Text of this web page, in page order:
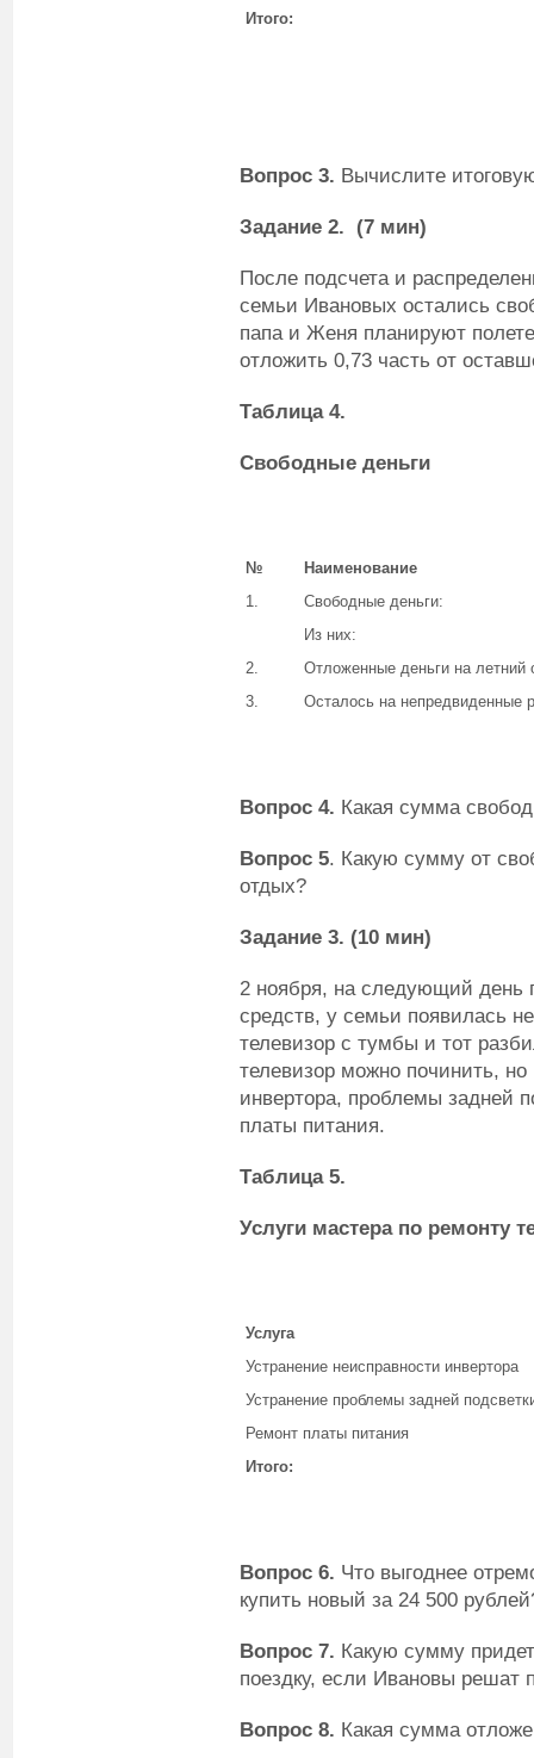
Итого:
Вопрос 3. Вычислите
Задание 2. (7 мин)
После подсчета и
семьи Ивановых остались
папа и Женя планируют
отложить 0,73 часть от
Таблица 4.
Свободные деньги
№
Наименование
1.
Свободные деньги:
Из них:
2.
Отложенные деньги на летний
3.
Осталось на непредвиденные
Вопрос 4. Какая сумма
Вопрос 5. Какую сумму от
отдых?
Задание 3. (10 мин)
2 ноября, на следующий день
средств, у семьи появилась
телевизор с тумбы и тот
телевизор можно починить,
инвертора, проблемы задней
платы питания.
Таблица 5.
Услуги мастера по ремонту
Услуга
Устранение неисправности инвертора
Устранение проблемы задней
Ремонт платы питания
Итого:
Вопрос 6. Что выгоднее
купить новый за 24 500
Вопрос 7. Какую сумму
поездку, если Ивановы решат
Вопрос 8. Какая сумма